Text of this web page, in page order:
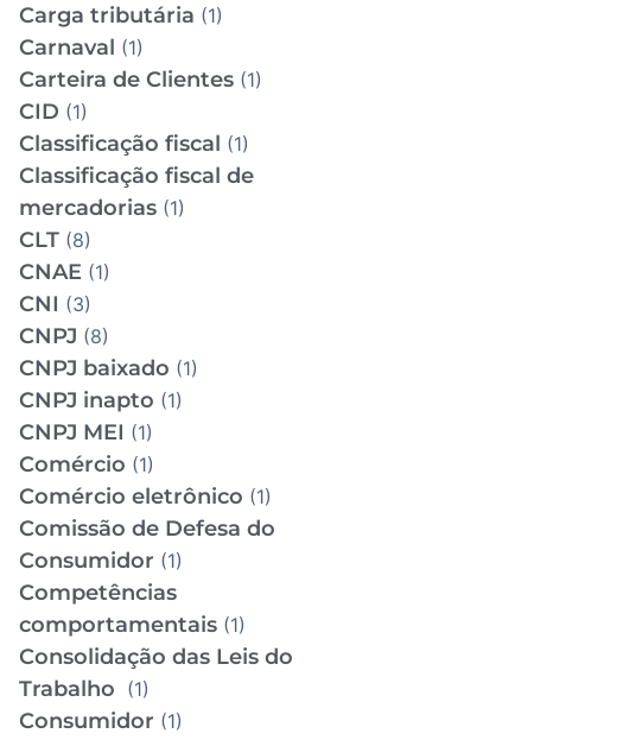
Carga tributária (1)
Carnaval (1)
Carteira de Clientes(1)
CID (1)
Classificação fiscal (1)
Classificação fiscal de
mercadorias(1)
CLT(8)
CNAE (1)
CNI (3)
CNPJ (8)
CNPJ baixado (1)
CNPJ inapto (1)
CNPJ MEI (1)
Comércio (1)
Comércio eletrônico (1)
Comissão de Defesa do
Consumidor (1)
Competências
comportamentais(1)
Consolidação das Leis do
Trabalho (1)
Consumidor (1)